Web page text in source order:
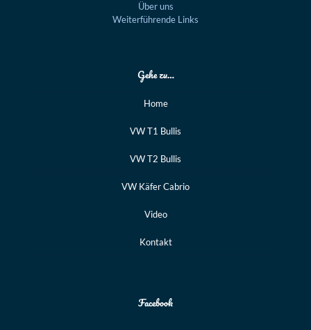
Über uns
Weiterführende Links
Gehe zu…
Home
VW T1 Bullis
VW T2 Bullis
VW Käfer Cabrio
Video
Kontakt
Facebook